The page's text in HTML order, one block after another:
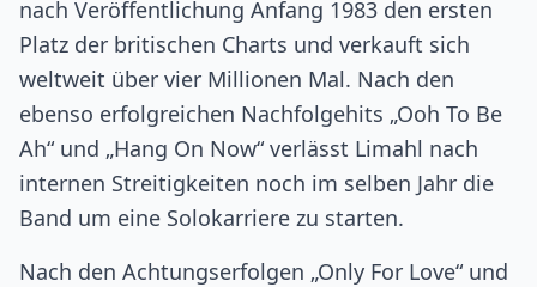
nach Veröffentlichung Anfang 1983 den ersten
Platz der britischen Charts und verkauft sich
weltweit über vier Millionen Mal. Nach den
ebenso erfolgreichen Nachfolgehits „Ooh To Be
Ah“ und „Hang On Now“ verlässt Limahl nach
internen Streitigkeiten noch im selben Jahr die
Band um eine Solokarriere zu starten.
Nach den Achtungserfolgen „Only For Love“ und